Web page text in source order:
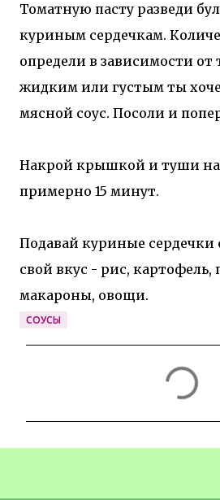
Томатную пасту разведи
куриным сердечкам.
определи в зависимости от
жидким или густым ты
мясной соус. Посоли и
Накрой крышкой и туши на
примерно 15 минут.
Подавай куриные сердечки
свой вкус - рис,
макароны, овощи.
СОУСЫ